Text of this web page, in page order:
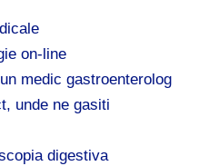
on-line
medic gastroenterolog
unde ne gasiti
digestiva